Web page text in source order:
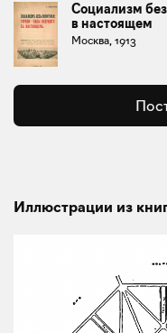
Социализм
в настоящем
Москва, 1913
Иллюстрации из